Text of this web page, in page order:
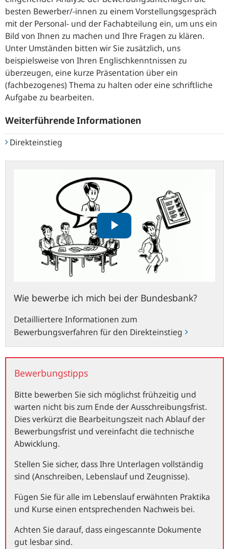
besten Bewerber/-innen zu einem Vorstellungsgespräch
mit der Personal- und der Fachabteilung ein, um uns ein
Bild von Ihnen zu machen und Ihre Fragen zu klären.
Unter Umständen bitten wir Sie zusätzlich, uns
beispielsweise von Ihren Englischkenntnissen zu
überzeugen, eine kurze Präsentation über ein
(fachbezogenes) Thema zu halten oder eine schriftliche
Aufgabe zu bearbeiten.
Weiterführende Informationen
Direkteinstieg
Bundesbank?
Wie bewerbe ich mich bei der Bundesbank?
Detailliertere Informationen zum
Bewerbungsverfahren für den Direkteinstieg
Bewerbungstipps
Bitte bewerben Sie sich möglichst frühzeitig und
warten nicht bis zum Ende der Ausschreibungsfrist.
Dies verkürzt die Bearbeitungszeit nach Ablauf der
Bewerbungsfrist und vereinfacht die technische
Abwicklung.
Stellen Sie sicher, dass Ihre Unterlagen vollständig
sind (Anschreiben, Lebenslauf und Zeugnisse).
Fügen Sie für alle im Lebenslauf erwähnten Praktika
und Kurse einen entsprechenden Nachweis bei.
Achten Sie darauf, dass eingescannte Dokumente
gut lesbar sind.